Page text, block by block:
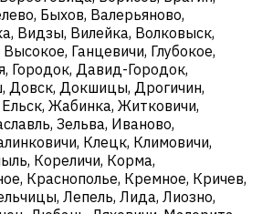
Быхов, Валерьяново,
Видзы, Вилейка, Волковыск,
Ганцевичи, Глубокое,
Городок, Давид-Городок,
Довск, Докшицы, Дрогичин,
Жабинка, Житковичи,
Зельва, Иваново,
Клецк, Климовичи,
Кореличи, Корма,
Краснополье, Кремное, Кричев,
Лепель, Лида, Лиозно,